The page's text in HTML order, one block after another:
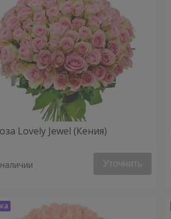
Lovely Jewel (Кения)
Уточнить